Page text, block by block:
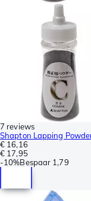
7 reviews
Shapton Lapping
€ 16,16
€ 17,95
-10%Bespaar 1,79